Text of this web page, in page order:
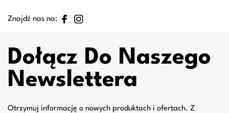
Znajdź nas na:
Dołącz Do Naszego
Newslettera
Otrzymuj informację o nowych produktach i ofertach. Z